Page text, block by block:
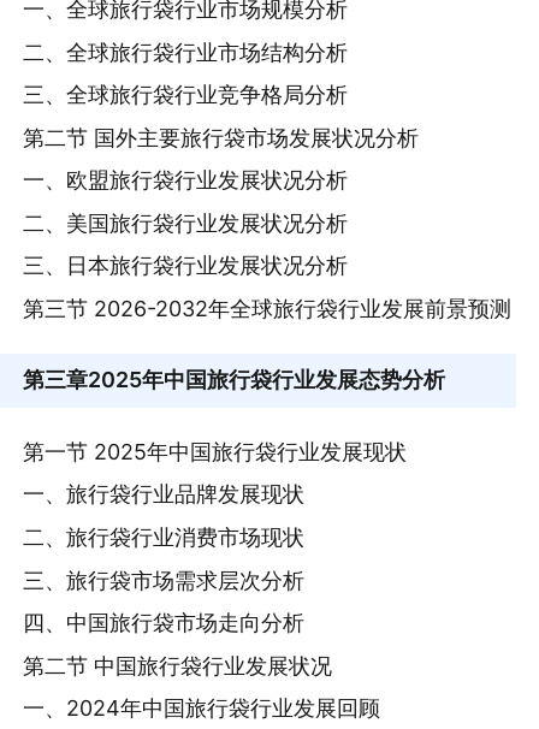
一、全球旅行袋行业市场规模分析
二、全球旅行袋行业市场结构分析
三、全球旅行袋行业竞争格局分析
第二节 国外主要旅行袋市场发展状况分析
一、欧盟旅行袋行业发展状况分析
二、美国旅行袋行业发展状况分析
三、日本旅行袋行业发展状况分析
第三节 2026-2032年全球旅行袋行业发展前景预测
第三章2025年中国旅行袋行业发展态势分析
第一节 2025年中国旅行袋行业发展现状
一、旅行袋行业品牌发展现状
二、旅行袋行业消费市场现状
三、旅行袋市场需求层次分析
四、中国旅行袋市场走向分析
第二节 中国旅行袋行业发展状况
一、2024年中国旅行袋行业发展回顾